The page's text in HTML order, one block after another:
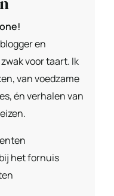
en
voor taart. Ik
van voedzame
én verhalen van
het fornuis